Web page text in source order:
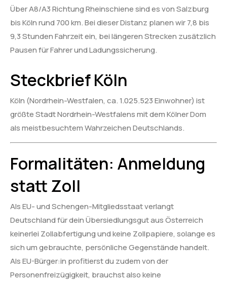
Über A8/A3 Richtung Rheinschiene sind es von Salzburg
bis Köln rund 700 km. Bei dieser Distanz planen wir 7,8 bis
9,3 Stunden Fahrzeit ein, bei längeren Strecken zusätzlich
Pausen für Fahrer und Ladungssicherung.
Steckbrief Köln
Köln (Nordrhein-Westfalen, ca. 1.025.523 Einwohner) ist
größte Stadt Nordrhein-Westfalens mit dem Kölner Dom
als meistbesuchtem Wahrzeichen Deutschlands.
Formalitäten: Anmeldung
statt Zoll
Als EU- und Schengen-Mitgliedsstaat verlangt
Deutschland für dein Übersiedlungsgut aus Österreich
keinerlei Zollabfertigung und keine Zollpapiere, solange es
sich um gebrauchte, persönliche Gegenstände handelt.
Als EU-Bürger:in profitierst du zudem von der
Personenfreizügigkeit, brauchst also keine